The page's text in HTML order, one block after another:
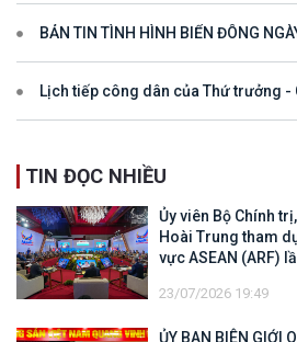
BẢN TIN TÌNH HÌNH BIỂN ĐÔNG
Lịch tiếp công dân của Thứ trưởng -
TIN ĐỌC NHIỀU
Ủy viên Bộ Chính
Hoài Trung tham
vực ASEAN (ARF)
23/07/2026 19:49
ỦY BAN BIÊN GIỚI